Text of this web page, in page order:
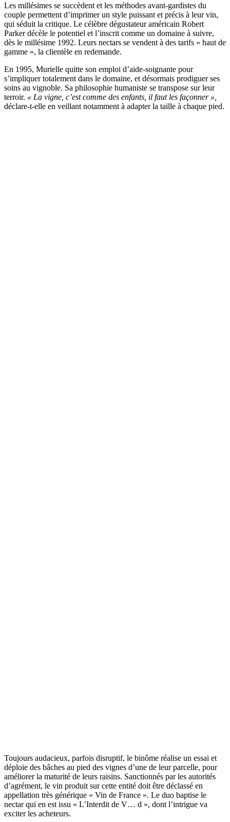
Les millésimes se succèdent et les méthodes avant-gardistes du
couple permettent d’imprimer un style puissant et précis à leur vin,
qui séduit la critique. Le célèbre dégustateur américain Robert
Parker décèle le potentiel et l’inscrit comme un domaine à suivre,
dès le millésime 1992. Leurs nectars se vendent à des tarifs « haut de
gamme », la clientèle en redemande.
En 1995, Murielle quitte son emploi d’aide-soignante pour
s’impliquer totalement dans le domaine, et désormais prodiguer ses
soins au vignoble. Sa philosophie humaniste se transpose sur leur
terroir. « La vigne, c’est comme des enfants, il faut les façonner »,
déclare-t-elle en veillant notamment à adapter la taille à chaque pied.
Toujours audacieux, parfois disruptif, le binôme réalise un essai et
déploie des bâches au pied des vignes d’une de leur parcelle, pour
améliorer la maturité de leurs raisins. Sanctionnés par les autorités
d’agrément, le vin produit sur cette entité doit être déclassé en
appellation très générique « Vin de France ». Le duo baptise le
nectar qui en est issu « L’Interdit de V… d », dont l’intrigue va
exciter les acheteurs.